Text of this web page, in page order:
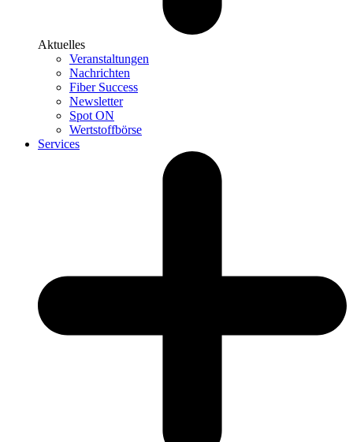
Aktuelles
Veranstaltungen
Nachrichten
Fiber Success
Newsletter
Spot ON
Wertstoffbörse
Services